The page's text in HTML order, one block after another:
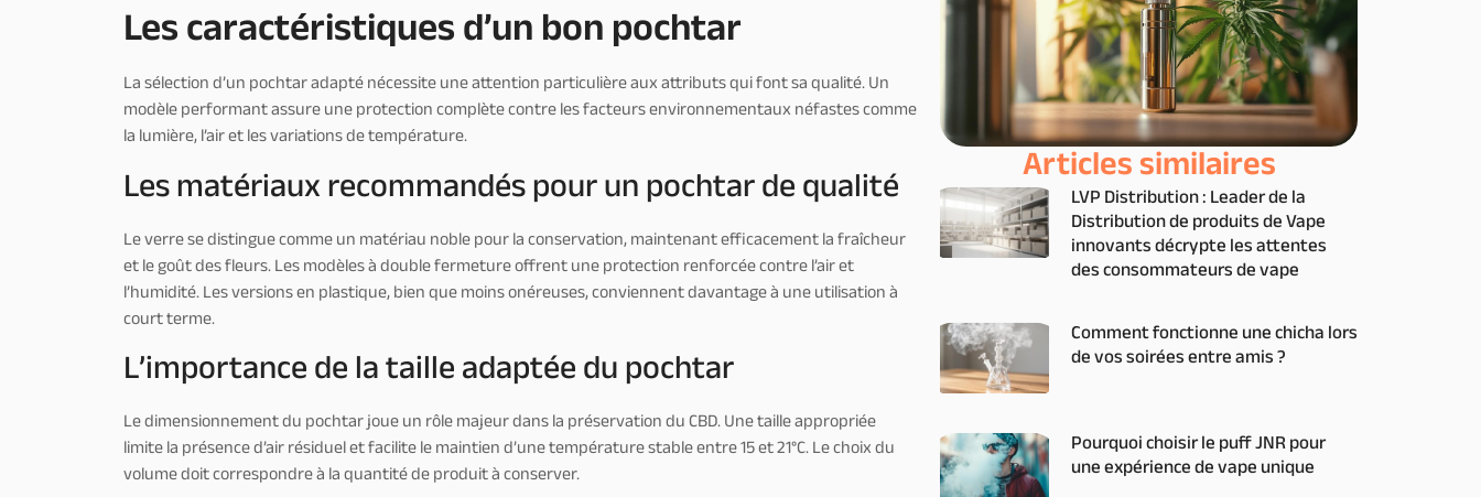
Les caractéristiques d’un bon pochtar
La sélection d’un pochtar adapté nécessite une attention particulière aux attributs qui font sa qualité. Un
modèle performant assure une protection complète contre les facteurs environnementaux néfastes comme
la lumière, l’air et les variations de température.
Les matériaux recommandés pour un pochtar de qualité
Le verre se distingue comme un matériau noble pour la conservation, maintenant efficacement la fraîcheur
et le goût des fleurs. Les modèles à double fermeture offrent une protection renforcée contre l’air et
l’humidité. Les versions en plastique, bien que moins onéreuses, conviennent davantage à une utilisation à
court terme.
L’importance de la taille adaptée du pochtar
Le dimensionnement du pochtar joue un rôle majeur dans la préservation du CBD. Une taille appropriée
limite la présence d’air résiduel et facilite le maintien d’une température stable entre 15 et 21°C. Le choix du
volume doit correspondre à la quantité de produit à conserver.
Articles similaires
LVP Distribution : Leader de la
Distribution de produits de Vape
innovants décrypte les attentes
des consommateurs de vape
Comment fonctionne une chicha lors
de vos soirées entre amis ?
Pourquoi choisir le puff JNR pour
une expérience de vape unique